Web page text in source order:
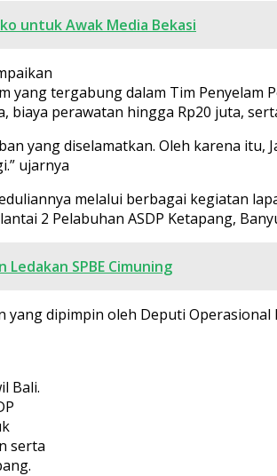
untuk Awak Media Bekasi
tergabung dalam Tim Penyelam
perawatan hingga Rp20 juta,
yang diselamatkan. Oleh karena
ujarnya
melalui berbagai kegiatan
2 Pelabuhan ASDP Ketapang,
SPBE Cimuning
dipimpin oleh Deputi
Bali.
serta